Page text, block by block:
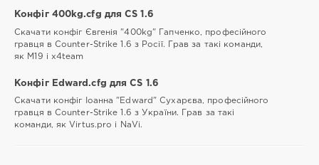
Конфіг 400kg.cfg для CS 1.6
Скачати конфіг Євгенія "400kg" Гапченко, професійного
гравця в Counter-Strike 1.6 з Росії. Грав за такі команди,
як М19 і x4team
Конфіг Edward.cfg для CS 1.6
Скачати конфіг Іоанна "Edward" Сухарєва, професійного
гравця в Counter-Strike 1.6 з України. Грав за такі
команди, як Virtus.pro і NaVi.